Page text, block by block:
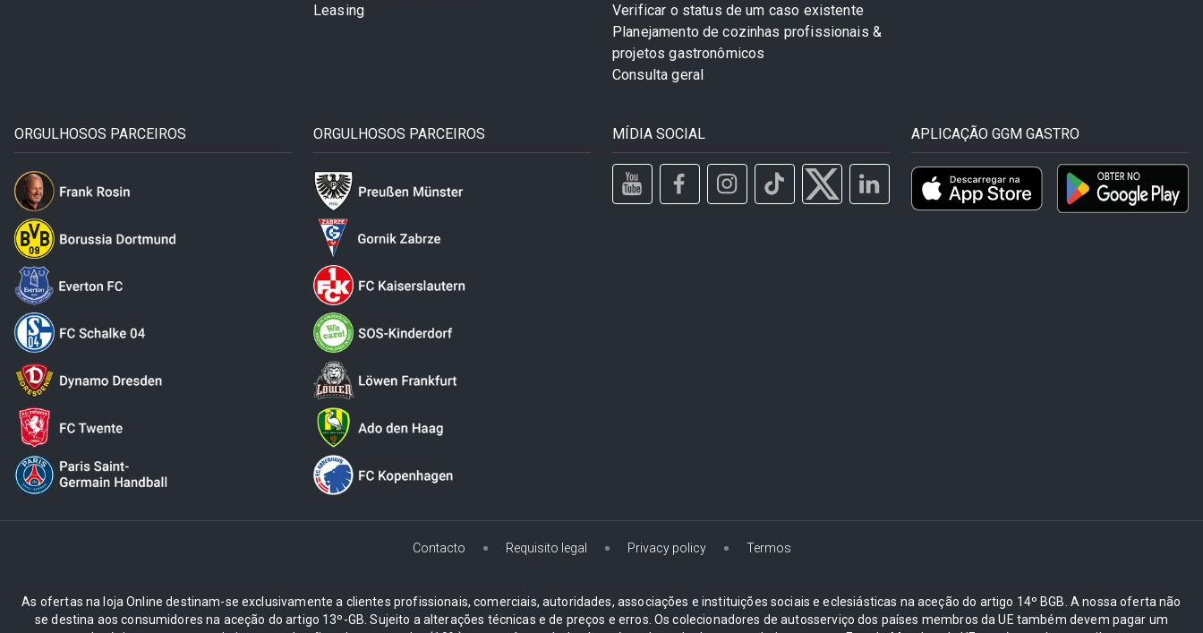
Leasing
Verificar o status de um caso existente
Planejamento de cozinhas profissionais &
projetos gastronômicos
Consulta geral
ORGULHOSOS PARCEIROS ORGULHOSOS PARCEIROS MÍDIA SOCIAL APLICAÇÃO GGM GASTRO
Contacto Requisito legal Privacy policy Termos
As ofertas na loja Online destinam-se exclusivamente a clientes profissionais, comerciais, autoridades, associações e instituições sociais e eclesiásticas na aceção do artigo 14º BGB. A nossa oferta não
se destina aos consumidores na aceção do artigo 13º-GB. Sujeito a alterações técnicas e de preços e erros. Os colecionadores de autosserviço dos países membros da UE também devem pagar um